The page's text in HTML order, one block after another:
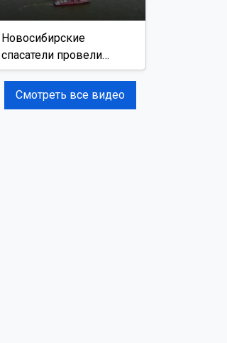
Новосибирские
спасатели провели
учения на реке Обь
Смотреть все видео